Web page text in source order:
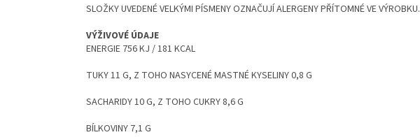
SLOŽKY UVEDENÉ VELKÝMI PÍSMENY OZNAČUJÍ ALERGENY PŘÍTOMNÉ VE VÝROBKU.
VÝŽIVOVÉ ÚDAJE
ENERGIE 756 KJ / 181 KCAL
TUKY 11 G, Z TOHO NASYCENÉ MASTNÉ KYSELINY 0,8 G
SACHARIDY 10 G, Z TOHO CUKRY 8,6 G
BÍLKOVINY 7,1 G